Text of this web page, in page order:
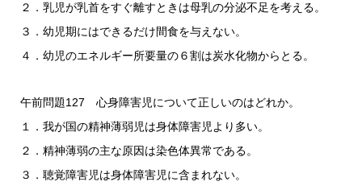
２．乳児が乳首をすぐ離すときは母乳の分泌不足を考える。
３．幼児期にはできるだけ間食を与えない。
４．幼児のエネルギー所要量の６割は炭水化物からとる。
午前問題127 心身障害児について正しいのはどれか。
１．我が国の精神薄弱児は身体障害児より多い。
２．精神薄弱の主な原因は染色体異常である。
３．聴覚障害児は身体障害児に含まれない。